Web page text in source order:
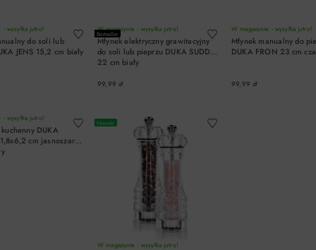
wysyłka jutro!
do soli lub
JENS 15,2 cm biały
Bestseller
W magazynie - wysyłka jutro!
Młynek elektryczny grawitacyjny
do soli lub pieprzu DUKA SUDD
22 cm biały
99,99 zł
W magazynie - wysyłka jutro!
Młynek manualny do
DUKA FRON 23 cm
99,99 zł
wysyłka jutro!
DUKA
cm jasnoszary
Nowość
W magazynie - wysyłka jutro!